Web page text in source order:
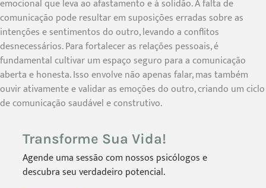
emocional que leva ao afastamento e à solidão. A falta de
comunicação pode resultar em suposições erradas sobre as
intenções e sentimentos do outro, levando a conflitos
desnecessários. Para fortalecer as relações pessoais, é
fundamental cultivar um espaço seguro para a comunicação
aberta e honesta. Isso envolve não apenas falar, mas também
ouvir ativamente e validar as emoções do outro, criando um ciclo
de comunicação saudável e construtivo.
Transforme Sua Vida!
Agende uma sessão com nossos psicólogos e
descubra seu verdadeiro potencial.